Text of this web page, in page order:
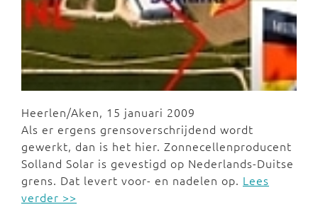
Heerlen/Aken, 15 januari 2009
Als er ergens grensoverschrijdend wordt
gewerkt, dan is het hier. Zonnecellenproducent
Solland Solar is gevestigd op Nederlands-Duitse
grens. Dat levert voor- en nadelen op. Lees
verder >>